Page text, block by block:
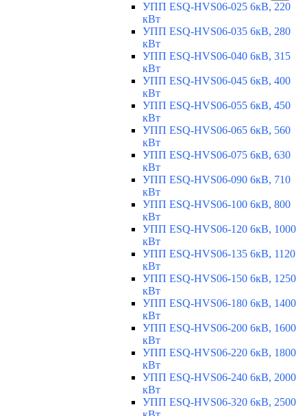
УПП ESQ-HVS06-025 6кВ, 220
кВт
УПП ESQ-HVS06-035 6кВ, 280
кВт
УПП ESQ-HVS06-040 6кВ, 315
кВт
УПП ESQ-HVS06-045 6кВ, 400
кВт
УПП ESQ-HVS06-055 6кВ, 450
кВт
УПП ESQ-HVS06-065 6кВ, 560
кВт
УПП ESQ-HVS06-075 6кВ, 630
кВт
УПП ESQ-HVS06-090 6кВ, 710
кВт
УПП ESQ-HVS06-100 6кВ, 800
кВт
УПП ESQ-HVS06-120 6кВ, 1000
кВт
УПП ESQ-HVS06-135 6кВ, 1120
кВт
УПП ESQ-HVS06-150 6кВ, 1250
кВт
УПП ESQ-HVS06-180 6кВ, 1400
кВт
УПП ESQ-HVS06-200 6кВ, 1600
кВт
УПП ESQ-HVS06-220 6кВ, 1800
кВт
УПП ESQ-HVS06-240 6кВ, 2000
кВт
УПП ESQ-HVS06-320 6кВ, 2500